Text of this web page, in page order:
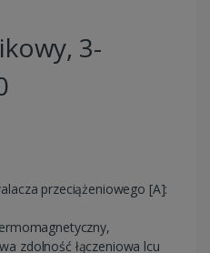
3-
przeciążeniowego [A]:
zdolność łączeniowa lcu